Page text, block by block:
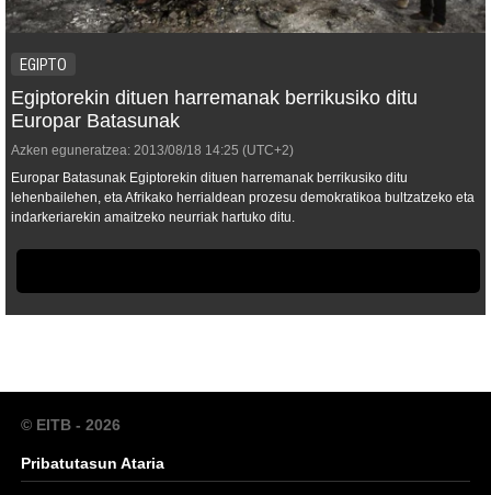
EGIPTO
Egiptorekin dituen harremanak berrikusiko ditu
Europar Batasunak
Azken eguneratzea: 2013/08/18 14:25 (UTC+2)
Europar Batasunak Egiptorekin dituen harremanak berrikusiko ditu
lehenbailehen, eta Afrikako herrialdean prozesu demokratikoa bultzatzeko eta
indarkeriarekin amaitzeko neurriak hartuko ditu.
© EITB - 2026
Pribatutasun Ataria